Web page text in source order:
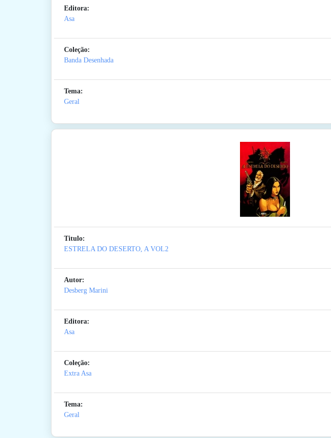
Editora:
Asa
Coleção:
Banda Desenhada
Tema:
Geral
Titulo:
ESTRELA DO DESERTO, A VOL2
Autor:
Desberg Marini
Editora:
Asa
Coleção:
Extra Asa
Tema:
Geral